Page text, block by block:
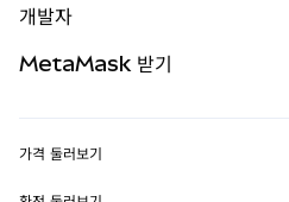
무기한 선물
실물자산
개발자
MetaMask 받기
가격 둘러보기